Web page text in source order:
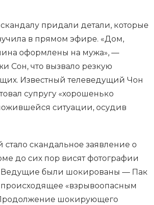
придали детали, которые
в прямом эфире. «Дом,
оформлены на мужа», —
Сон, что вызвало резкую
Известный телеведущий Чон
супругу «хорошенько
ситуации, осудив
скандальное заявление о
до сих пор висят фотографии
были шокированы — Пак
происходящее «взрывоопасным
шокирующего